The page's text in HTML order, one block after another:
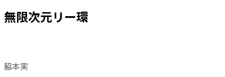
無限次元リー環
脇本実